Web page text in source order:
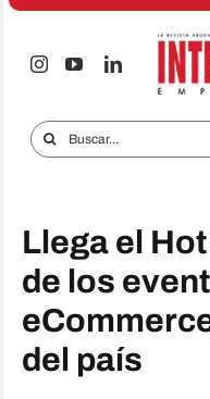
Saltar
iTECNO
Celulares
Informes Especiales
Buscar:
Llega el
de los
del país